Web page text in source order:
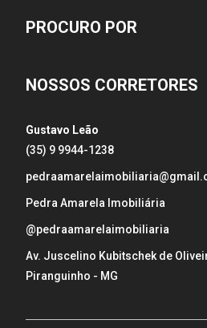
PROCURO POR
NOSSOS CORRETORES
Gustavo Leão
(35) 9 9944-1238
Pedra Amarela Imobiliária
@pedraamarelaimobiliaria
Av. Juscelino Kubitschek de
Piranguinho - MG